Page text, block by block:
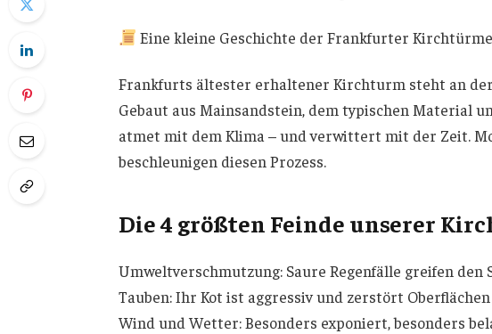
Eine kleine Geschichte der Frankfurter Kirchtürme
Frankfurts ältester erhaltener Kirchturm steht an
Gebaut aus Mainsandstein, dem typischen Material
atmet mit dem Klima – und verwittert mit der Zeit.
beschleunigen diesen Prozess.
Die 4 größten Feinde unserer
Umweltverschmutzung: Saure Regenfälle greifen den
Tauben: Ihr Kot ist aggressiv und zerstört Oberflächen
Wind und Wetter: Besonders exponiert, besonders